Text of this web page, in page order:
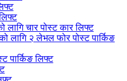
लागि चार पोस्ट कार लिफ्ट
लागि २ लेभल फोर पोस्ट पार्किङ
पार्किङ लिफ्ट